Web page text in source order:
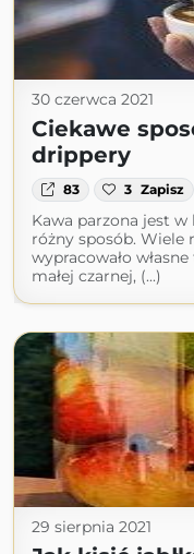
30 czerwca 2021
Ciekawe
drippery
83 3 Zapisz
Kawa parzona jest
różny sposób. Wiele
wypracowało
małej czarnej, (...)
29 sierpnia 2021